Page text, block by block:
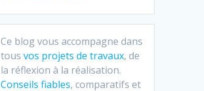
Ce blog vous accompagne dans
tousvos projets de travaux, de
la réflexion à la réalisation.
Conseils fiables, comparatifs et